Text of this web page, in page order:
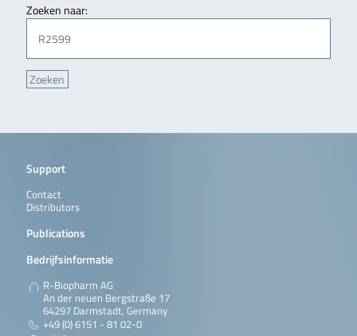
Zoeken naar:
Support
Contact
Distributors
Publications
Bedrijfsinformatie
R-Biopharm AG
An der neuen Bergstraße 17
64297 Darmstadt, Germany
+49 (0) 6151 - 81 02-0